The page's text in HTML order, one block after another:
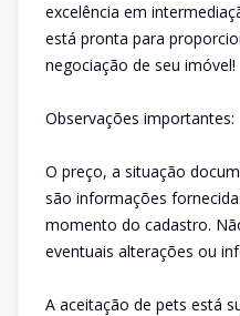
excelência em
está pronta para
negociação de seu imóvel!
Observações importantes:
O preço, a situação
são informações
momento do cadastro.
eventuais alterações ou
A aceitação de pets está